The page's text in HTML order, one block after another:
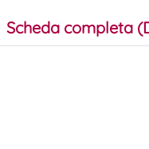
Scheda completa